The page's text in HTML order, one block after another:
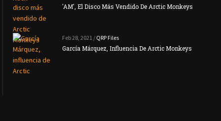
'AM', El Disco Más Vendido De Arctic Monkeys
Feb 28, 2021 / QRP Files
García Márquez, Influencia De Arctic Monkeys